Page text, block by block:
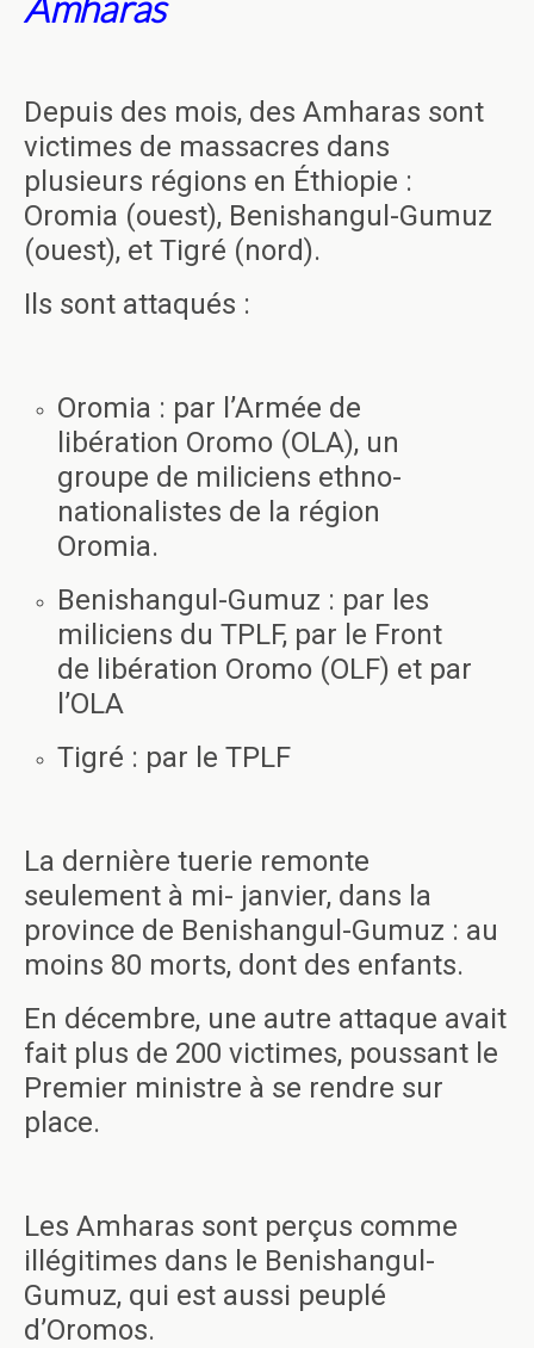
Depuis des mois, des Amharas sont
victimes de massacres dans
plusieurs régions en Éthiopie :
Oromia (ouest), Benishangul-Gumuz
(ouest), et Tigré (nord).
Ils sont attaqués :
Oromia : par l’Armée de
libération Oromo (OLA), un
groupe de miliciens ethno-
nationalistes de la région
Oromia.
Benishangul-Gumuz : par les
miliciens du TPLF, par le Front
de libération Oromo (OLF) et par
l’OLA
Tigré : par le TPLF
La dernière tuerie remonte
seulement à mi- janvier, dans la
province de Benishangul-Gumuz : au
moins 80 morts, dont des enfants.
En décembre, une autre attaque avait
fait plus de 200 victimes, poussant le
Premier ministre à se rendre sur
place.
Les Amharas sont perçus comme
illégitimes dans le Benishangul-
Gumuz, qui est aussi peuplé
d’Oromos.